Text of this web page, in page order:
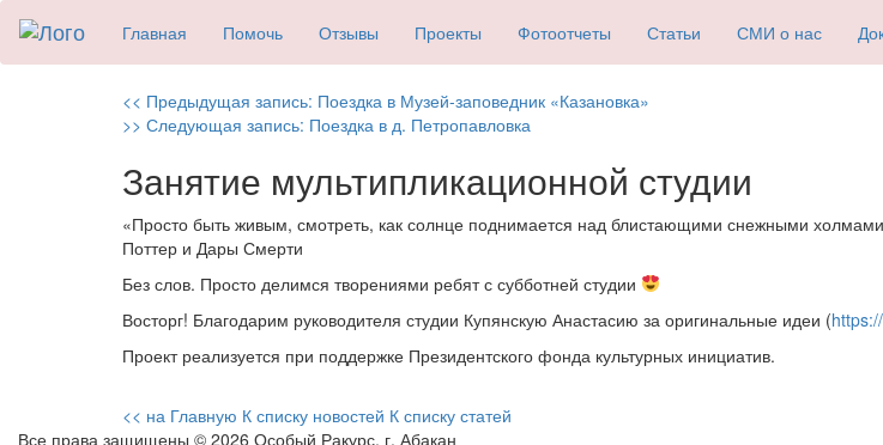
Главная Помочь Отзывы Проекты Фотоотчеты Статьи СМИ о нас
Навигация
по
записям
<< Предыдущая запись: Previous
post:
Поездка в Музей-заповедник «Казановка»
>> Следующая запись: Next
Поездка в д. Петропавловка
Занятие мультипликационной студии
«Просто быть живым, смотреть, как солнце поднимается над блистающими снежными
Поттер и Дары Смерти
Без слов. Просто делимся творениями ребят с субботней студии
Восторг! Благодарим руководителя студии Купянскую Анастасию за оригинальные идеи (
Проект реализуется при поддержке Президентского фонда культурных инициатив.
<< на Главную К списку новостей К списку статей
Все права защищены © 2026 Особый Ракурс, г. Абакан